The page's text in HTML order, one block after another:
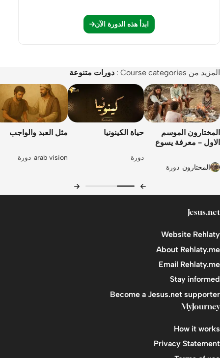
التطبيق
المشاركة
اليوم السابع: نور وسط الظلام
المشاهدة
التطبيق
المشاركة
اليوم الثامن: الحياة الجنسية - هبة من الله
اليوم التاسع: خطوات عملية - الجزء الأول
المشاهدة
التطبيق
المشاهدة
ابدأ هذه الدورة الآن
المزيد من Course categories : دورات متنوعة
المختارون الموسم
الاول - معرفة يسوع
المختارون دورة
حياة الكينونيا
دورة
مثل العبد والواجب
arab vision دورة
Jesus.net
Website Rehlaty
About Rehlaty.me
Email Rehlaty.me
Stay informed
Become a Jesus.net supporter
MyJourney
How it works
Privacy Statement